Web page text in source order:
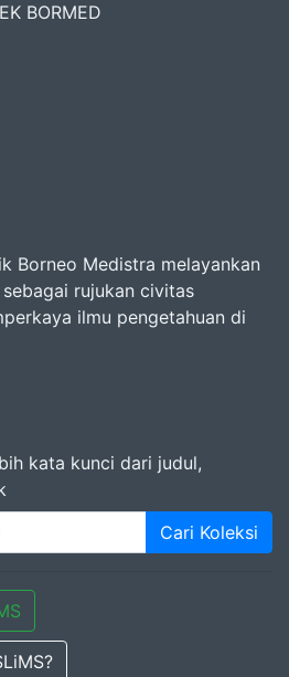
BORMED
Borneo Medistra melayankan
rujukan civitas
ilmu pengetahuan di
kata kunci dari judul,
Cari Koleksi